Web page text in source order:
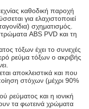
καθοδική παροχή
για ελαχιστοποιεί
σχηματισμός.
ABS PVD και τη
τόξων έχει το συνεχές
ρεύμα τόξων ο ακριβής
αποκλειστικά και που
στόχων (μέχρι 90%
ρεύματος και η ιονική
τα φωτεινά χρώματα